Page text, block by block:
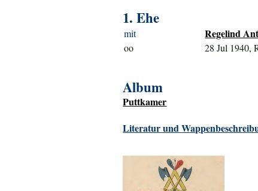
1. Ehe
mit Regelind
oo 28 Jul 1940,
Album
Puttkamer
Literatur und